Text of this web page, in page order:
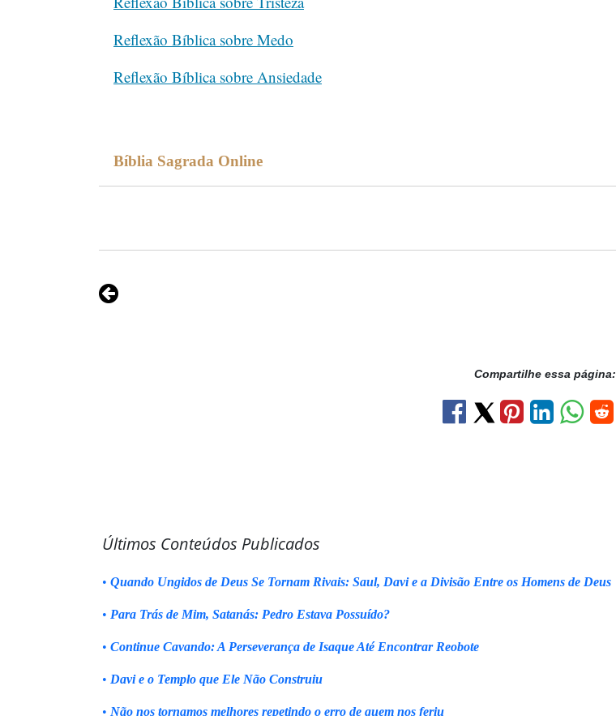
Reflexão Bíblica sobre Medo
Reflexão Bíblica sobre Ansiedade
Bíblia Sagrada Online
Compartilhe essa página:
Últimos Conteúdos Publicados
• Quando Ungidos de Deus Se Tornam Rivais: Saul, Davi e a Divisão Entre os Homens de Deus
• Para Trás de Mim, Satanás: Pedro Estava Possuído?
• Continue Cavando: A Perseverança de Isaque Até Encontrar Reobote
• Davi e o Templo que Ele Não Construiu
• Não nos tornamos melhores repetindo o erro de quem nos feriu